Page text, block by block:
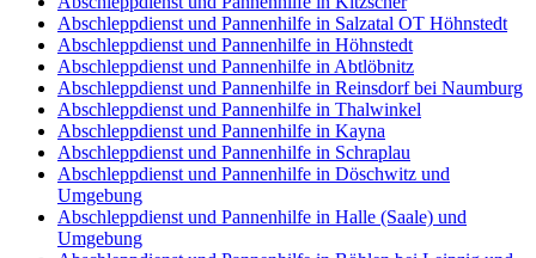
Abschleppdienst und Pannenhilfe in Salzatal OT Höhnstedt
Abschleppdienst und Pannenhilfe in Höhnstedt
Abschleppdienst und Pannenhilfe in Abtlöbnitz
Abschleppdienst und Pannenhilfe in Reinsdorf bei Naumburg
Abschleppdienst und Pannenhilfe in Thalwinkel
Abschleppdienst und Pannenhilfe in Kayna
Abschleppdienst und Pannenhilfe in Schraplau
Abschleppdienst und Pannenhilfe in Döschwitz und
Umgebung
Abschleppdienst und Pannenhilfe in Halle (Saale) und
Umgebung